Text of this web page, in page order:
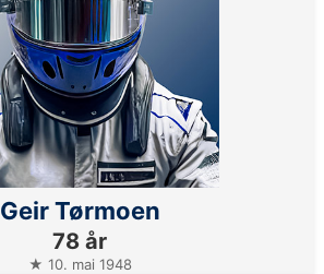
Geir Tørmoen
78 år
★ 10. mai 1948